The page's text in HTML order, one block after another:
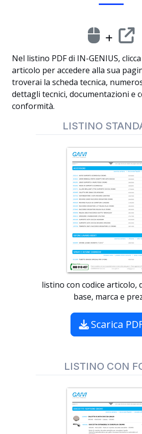
Nel listino PDF di IN-GENIUS,
articolo per accedere alla sua
troverai la scheda tecnica,
dettagli tecnici, documentazioni e
conformità.
LISTINO
listino con codice articolo,
base, marca e
Scarica
LISTINO CON